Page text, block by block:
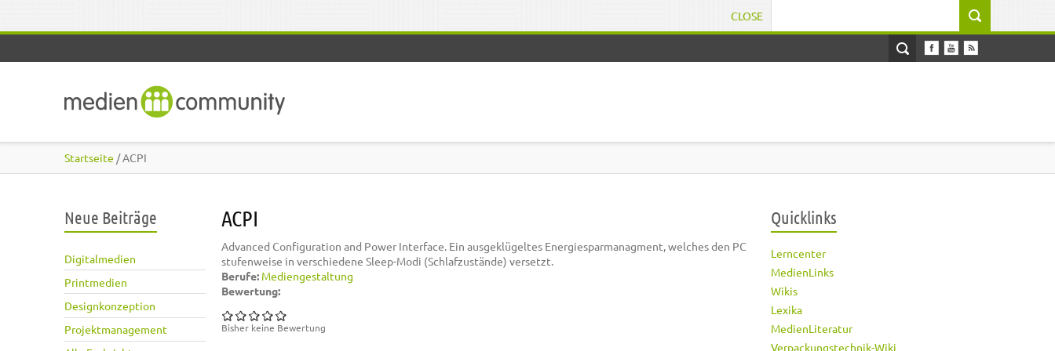
CLOSE
Startseite / ACPI
Neue Beiträge
Digitalmedien
Printmedien
Designkonzeption
Projektmanagement
ACPI
Advanced Configuration and Power Interface. Ein ausgeklügeltes Energiesparmanagment, welches den PC
stufenweise in verschiedene Sleep-Modi (Schlafzustände) versetzt.
Berufe: Mediengestaltung
Bewertung:
Bisher keine Bewertung
Quicklinks
Lerncenter
MedienLinks
Wikis
Lexika
MedienLiteratur
Verpackungstechnik-Wiki